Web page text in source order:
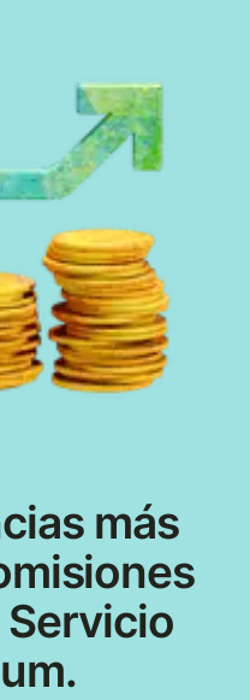
más
Servicio